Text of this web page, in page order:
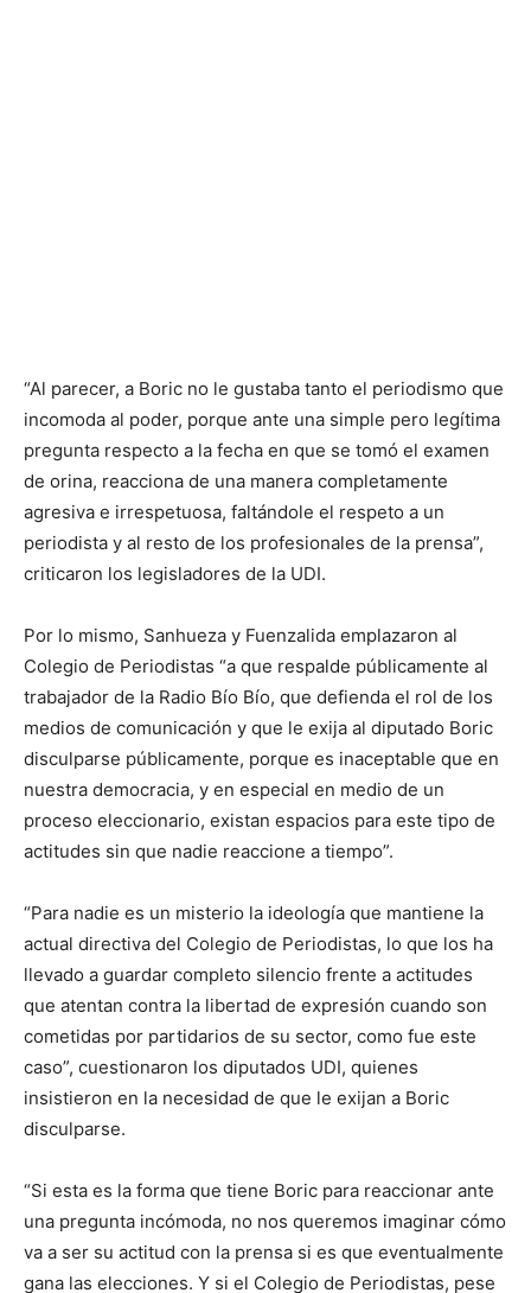
“Al parecer, a Boric no le gustaba tanto el periodismo que
incomoda al poder, porque ante una simple pero legítima
pregunta respecto a la fecha en que se tomó el examen
de orina, reacciona de una manera completamente
agresiva e irrespetuosa, faltándole el respeto a un
periodista y al resto de los profesionales de la prensa”,
criticaron los legisladores de la UDI.
Por lo mismo, Sanhueza y Fuenzalida emplazaron al
Colegio de Periodistas “a que respalde públicamente al
trabajador de la Radio Bío Bío, que defienda el rol de los
medios de comunicación y que le exija al diputado Boric
disculparse públicamente, porque es inaceptable que en
nuestra democracia, y en especial en medio de un
proceso eleccionario, existan espacios para este tipo de
actitudes sin que nadie reaccione a tiempo”.
“Para nadie es un misterio la ideología que mantiene la
actual directiva del Colegio de Periodistas, lo que los ha
llevado a guardar completo silencio frente a actitudes
que atentan contra la libertad de expresión cuando son
cometidas por partidarios de su sector, como fue este
caso”, cuestionaron los diputados UDI, quienes
insistieron en la necesidad de que le exijan a Boric
disculparse.
“Si esta es la forma que tiene Boric para reaccionar ante
una pregunta incómoda, no nos queremos imaginar cómo
va a ser su actitud con la prensa si es que eventualmente
gana las elecciones. Y si el Colegio de Periodistas, pese